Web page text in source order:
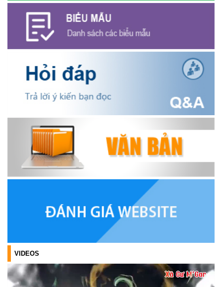
VAY KÝ QUỸ ĐỐI VỚI NGƯỜI LAO ĐỘNG ĐI LÀM VIỆC TẠI HÀN
QUỐC
(24/07/2026)
HỘI NÔNG DÂN XÃ CƯ M’GAR ĐẠI DIỆN TỈNH ĐẮK LẮK QUẢNG
BÁ SẢN PHẨM OCOP TẠI TUẦN LỄ NÔNG SẢN VÀ SẢN PHẨM
OCOP TỈNH KHÁNH HÒA NĂM 2026
(18/07/2026)
Đoàn viên thanh niên và các tầng lớp Nhân dân xã Cư M'gar tích
cực tham gia hưởng ngày hội hiến máu tình nguyện đợt II năm
2026.
(17/07/2026)
HƯỞNG ỨNG CUỘC THI TRỰC TUYẾN CỦA HỘI NÔNG DÂN XÃ
TRIỂN KHAI, GIAO NHIỆM VỤ TÌM KIẾM, QUY TẬP VÀ XÁC ĐỊNH
(27/07/2026)
HỘI LIÊN HIỆP PHỤ NỮ XÃ THĂM, TẶNG QUÀ CÁC GIA ĐÌNH
CHÍNH SÁCH NHÂN NGÀY THƯƠNG BINH - LIỆT SĨ 27/7
VIDEOS